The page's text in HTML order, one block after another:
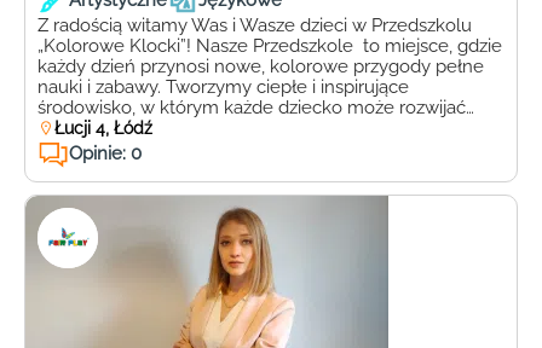
Z radością witamy Was i Wasze dzieci w Przedszkolu
„Kolorowe Klocki”! Nasze Przedszkole to miejsce, gdzie
każdy dzień przynosi nowe, kolorowe przygody pełne
nauki i zabawy. Tworzymy ciepłe i inspirujące
środowisko, w którym każde dziecko może rozwijać
swoje umiejętności, wyobraźnię i pasje. Zapraszamy
dzieci w wieku od 2,5 do 6 lat, w godzinach 7:00-17:00.
Nasze […]
Łucji 4, Łódź
Opinie: 0